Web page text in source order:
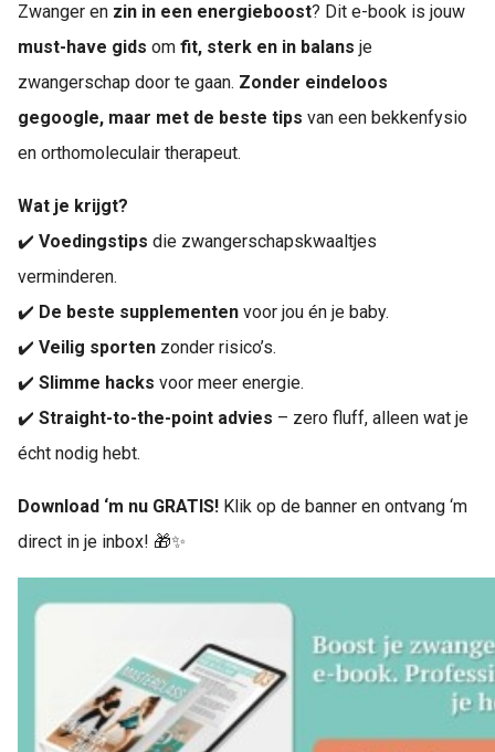
Zwanger en zin in een energieboost? Dit e-book is jouw
must-have gids om fit, sterk en in balans je
zwangerschap door te gaan. Zonder eindeloos
gegoogle, maar met de beste tips van een bekkenfysio
en orthomoleculair therapeut.
Wat je krijgt?
✔️ Voedingstips die zwangerschapskwaaltjes
verminderen.
✔️ De beste supplementen voor jou én je baby.
✔️ Veilig sporten zonder risico’s.
✔️ Slimme hacks voor meer energie.
✔️ Straight-to-the-point advies – zero fluff, alleen wat je
écht nodig hebt.
Download ‘m nu GRATIS! Klik op de banner en ontvang ‘m
direct in je inbox! 🎁✨